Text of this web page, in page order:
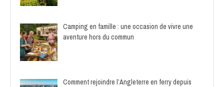
Camping en famille : une occasion de vivre une
aventure hors du commun
Comment rejoindre l’Angleterre en ferry depuis